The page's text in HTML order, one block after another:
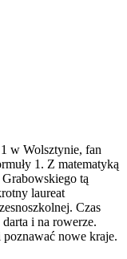
w Wolsztynie, fan
1. Z matematyką
tą
laureat
Czas
i na rowerze.
nowe kraje.